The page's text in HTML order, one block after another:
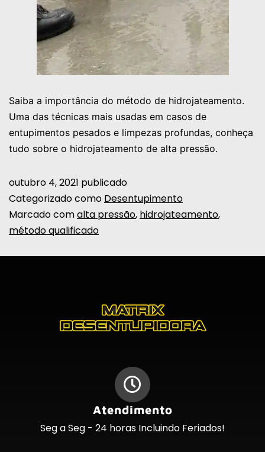
Saiba a importância do método de hidrojateamento.
Uma das técnicas mais usadas em casos de
entupimentos pesados e limpezas profundas, conheça
tudo sobre o hidrojateamento de alta pressão.
outubro 4, 2021 publicado
Categorizado como Desentupimento
Marcado comalta pressão, hidrojateamento,
método qualificado
Atendimento
Seg a Seg - 24 horas Incluindo Feriados!